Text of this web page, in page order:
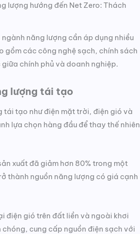
lượng hướng đến Net Zero: Thách
năng lượng cần áp dụng nhiều
gồm các công nghệ sạch, chính sách
chính phủ và doanh nghiệp.
lượng tái tạo
tái tạo như điện mặt trời, điện gió và
lựa chọn hàng đầu để thay thế nhiên
xuất đã giảm hơn 80% trong một
thành nguồn năng lượng có giá cạnh
điện gió trên đất liền và ngoài khơi
cung cấp nguồn điện sạch với